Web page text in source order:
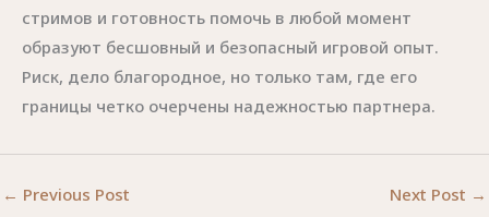
стримов и готовность помочь в любой момент
образуют бесшовный и безопасный игровой опыт.
Риск, дело благородное, но только там, где его
границы четко очерчены надежностью партнера.
← Previous Post Next Post →